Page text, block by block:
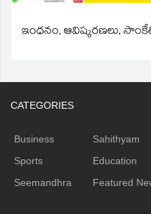
ఇంధనం, ఆవిష్కరణలు,
CATEGORIES
Business
Sports
Seemandhra
Sahithyam
Education
Featured